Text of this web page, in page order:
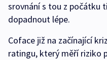
srovnání s tou z počátku
dopadnout lépe.
Coface již na začínající
ratingu, který měří riziko